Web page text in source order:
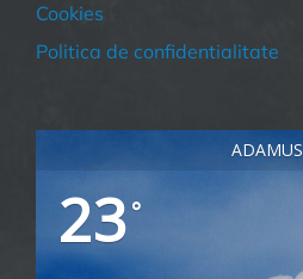
Cookies
Politica de confidentialitate
ADAMUS
23°